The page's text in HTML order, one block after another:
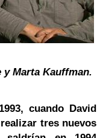
y Marta Kauffman.
cuando David
tres nuevos